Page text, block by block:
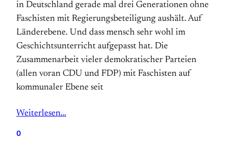
in Deutschland gerade mal drei Generationen ohne
Faschisten mit Regierungsbeteiligung aushält. Auf
Länderebene. Und dass mensch sehr wohl im
Geschichtsunterricht aufgepasst hat. Die
Zusammenarbeit vieler demokratischer Parteien
(allen voran CDU und FDP) mit Faschisten auf
kommunaler Ebene seit
Weiterlesen…
0